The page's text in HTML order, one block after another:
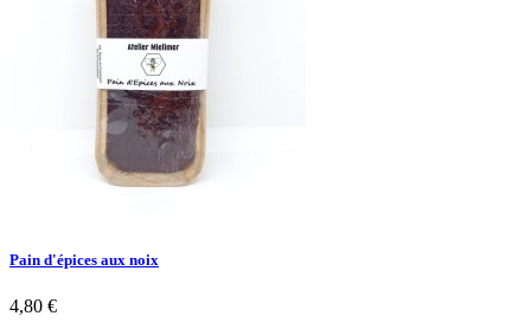
Pain d'épices aux noix
4,80 €